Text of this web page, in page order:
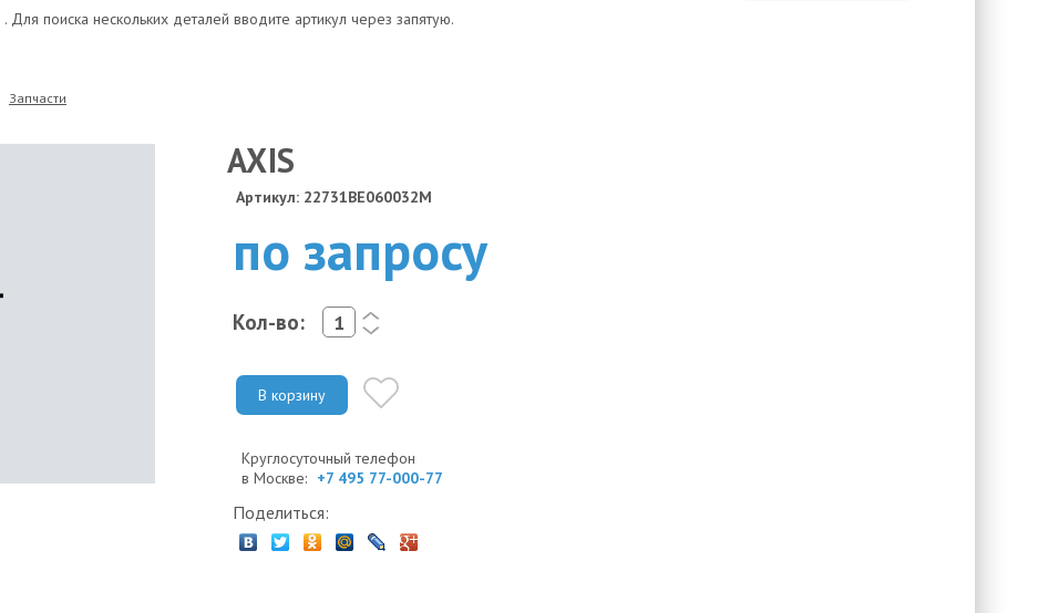
. Для поиска нескольких деталей вводите артикул через запятую.
Запчасти
AXIS
Артикул: 22731BE060032M
по запросу
Кол-во:
<
>
В корзину
Круглосуточный телефон
в Москве: +7 495 77-000-77
Поделиться: